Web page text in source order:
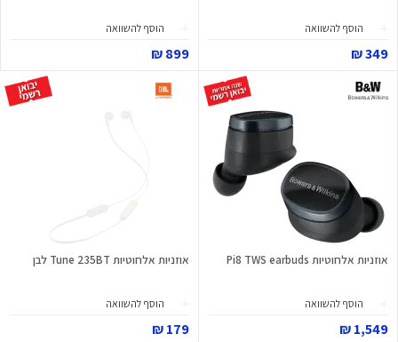
הוסף להשוואה
349 ₪
הוסף להשוואה
899 ₪
אוזניות אלחוטיות Pi8 TWS earbuds
הוסף להשוואה
1,549 ₪
אוזניות אלחוטיות Tune 235BT לבן
הוסף להשוואה
179 ₪